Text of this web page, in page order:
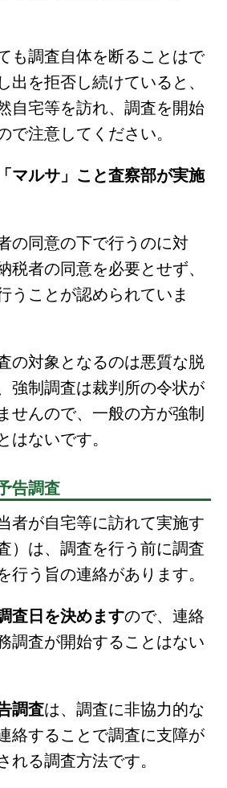
も調査自体を断ることはで
出を拒否し続けていると、
自宅等を訪れ、調査を開始
で注意してください。
マルサ」こと査察部が実施
の同意の下で行うのに対
税者の同意を必要とせず、
うことが認められていま
の対象となるのは悪質な脱
強制調査は裁判所の令状が
せんので、一般の方が強制
ないです。
告調査
者が自宅等に訪れて実施す
）は、調査を行う前に調査
行う旨の連絡があります。
査日を決めますので、連絡
調査が開始することはない
調査は、調査に非協力的な
絡することで調査に支障が
れる調査方法です。